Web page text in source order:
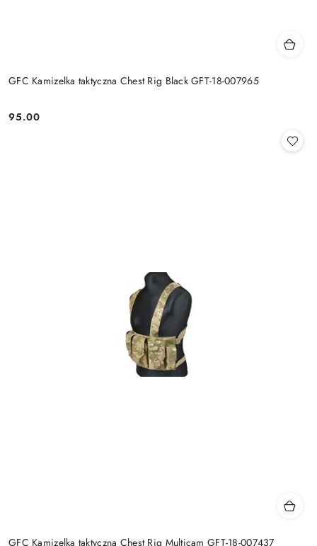
GFC Kamizelka taktyczna Chest Rig Black GFT-18-007965
Cena:
95.00
GFC Kamizelka taktyczna Chest Rig Multicam GFT-18-007437